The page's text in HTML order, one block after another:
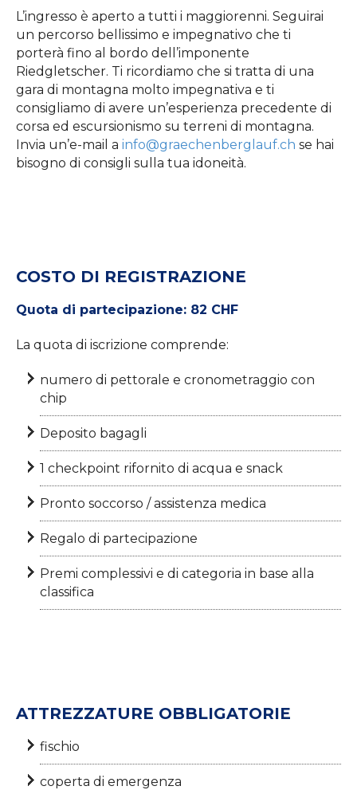
L’ingresso è aperto a tutti i maggiorenni. Seguirai
un percorso bellissimo e impegnativo che ti
porterà fino al bordo dell’imponente
Riedgletscher. Ti ricordiamo che si tratta di una
gara di montagna molto impegnativa e ti
consigliamo di avere un’esperienza precedente di
corsa ed escursionismo su terreni di montagna.
Invia un’e-mail a info@graechenberglauf.ch se hai
bisogno di consigli sulla tua idoneità.
COSTO DI REGISTRAZIONE
Quota di partecipazione: 82 CHF
La quota di iscrizione comprende:
numero di pettorale e cronometraggio con
chip
Deposito bagagli
1 checkpoint rifornito di acqua e snack
Pronto soccorso / assistenza medica
Regalo di partecipazione
Premi complessivi e di categoria in base alla
classifica
ATTREZZATURE OBBLIGATORIE
fischio
coperta di emergenza